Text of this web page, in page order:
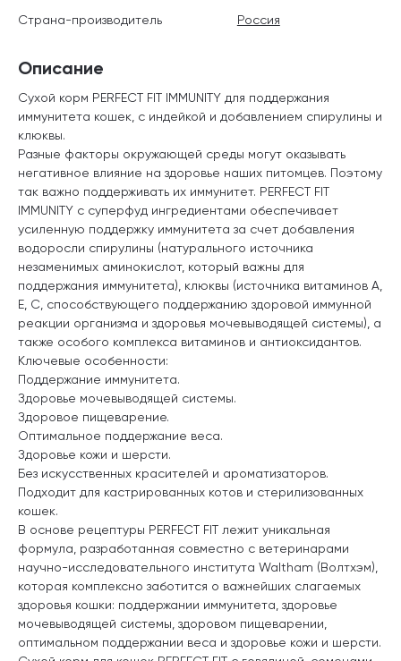
Описание
Сухой корм PERFECT FIT IMMUNITY для поддержания
иммунитета кошек, с индейкой и добавлением спирулины и
клюквы.
Разные факторы окружающей среды могут оказывать
негативное влияние на здоровье наших питомцев. Поэтому
так важно поддерживать их иммунитет. PERFECT FIT
IMMUNITY с суперфуд ингредиентами обеспечивает
усиленную поддержку иммунитета за счет добавления
водоросли спирулины (натурального источника
незаменимых аминокислот, который важны для
поддержания иммунитета), клюквы (источника витаминов A,
E, C, способствующего поддержанию здоровой иммунной
реакции организма и здоровья мочевыводящей системы), а
также особого комплекса витаминов и антиоксидантов.
Ключевые особенности:
Поддержание иммунитета.
Здоровье мочевыводящей системы.
Здоровое пищеварение.
Оптимальное поддержание веса.
Здоровье кожи и шерсти.
Без искусственных красителей и ароматизаторов.
Подходит для кастрированных котов и стерилизованных
кошек.
В основе рецептуры PERFECT FIT лежит уникальная
формула, разработанная совместно с ветеринарами
научно-исследовательного института Waltham (Волтхэм),
которая комплексно заботится о важнейших слагаемых
здоровья кошки: поддержании иммунитета, здоровье
мочевыводящей системы, здоровом пищеварении,
оптимальном поддержании веса и здоровье кожи и шерсти.
Страна-производитель
Россия